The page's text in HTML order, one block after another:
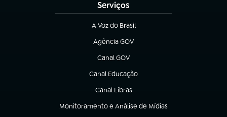
Serviços
A Voz do Brasil
(abre em nova aba)
Agência GOV
(abre em nova aba)
Canal GOV
(abre em nova aba)
Canal Educação
(abre em nova aba)
Canal Libras
(abre em nova aba)
Monitoramento e Análise de Mídias
(abre em nova aba)